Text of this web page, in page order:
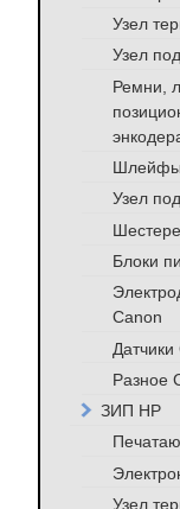
Узел
Узел
Ремни,
Шлейфы
Узел
Блоки
Canon
Датчики
Разное
ЗИП HP
Узел